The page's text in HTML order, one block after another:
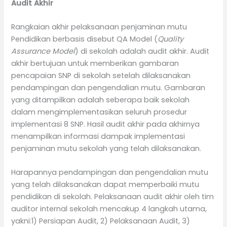
Audit Akhir
Rangkaian akhir pelaksanaan penjaminan mutu
Pendidikan berbasis disebut QA Model (Quality
Assurance Model) di sekolah adalah audit akhir. Audit
akhir bertujuan untuk memberikan gambaran
pencapaian SNP di sekolah setelah dilaksanakan
pendampingan dan pengendalian mutu. Gambaran
yang ditampilkan adalah seberapa baik sekolah
dalam mengimplementasikan seluruh prosedur
implementasi 8 SNP. Hasil audit akhir pada akhirnya
menampilkan informasi dampak implementasi
penjaminan mutu sekolah yang telah dilaksanakan.
Harapannya pendampingan dan pengendalian mutu
yang telah dilaksanakan dapat memperbaiki mutu
pendidikan di sekolah. Pelaksanaan audit akhir oleh tim
auditor internal sekolah mencakup 4 langkah utama,
yakni:1) Persiapan Audit, 2) Pelaksanaan Audit, 3)